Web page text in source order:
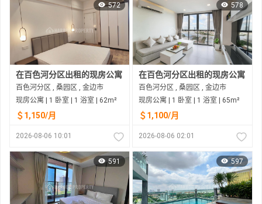
572
在百色河分区出租的现房公寓
百色河分区 , 桑园区 , 金边市
现房公寓 | 1 卧室 | 1 浴室 | 62m²
＄1,150/月
2026-08-06 10:01
578
在百色河分区出租的现房公寓
百色河分区 , 桑园区 , 金边市
现房公寓 | 1 卧室 | 1 浴室 | 65m²
＄1,100/月
2026-08-06 02:01
591 597